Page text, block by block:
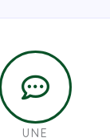
UNE